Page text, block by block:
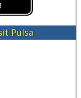
Pulsa